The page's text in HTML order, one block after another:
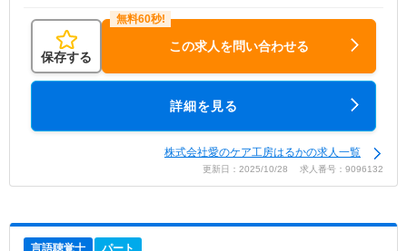
保存する
この求人を問い合わせる
詳細を見る
株式会社愛のケア工房はるかの求人一覧
更新日：2025/10/28 求人番号：9096132
言語聴覚士 パート